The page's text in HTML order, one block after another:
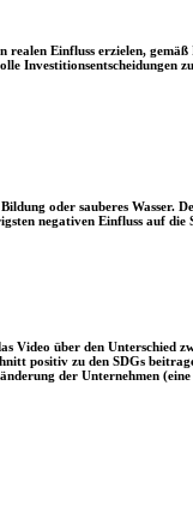
Einfluss erzielen,
Investitionsentscheidungen
oder sauberes Wasser.
negativen Einfluss auf die
Video über den Unterschied
positiv zu den SDGs
der Unternehmen